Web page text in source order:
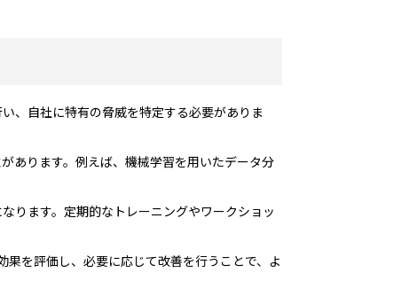
、自社に特有の脅威を特定する必要がありま
あります。例えば、機械学習を用いたデータ分
ります。定期的なトレーニングやワークショッ
を評価し、必要に応じて改善を行うことで、よ